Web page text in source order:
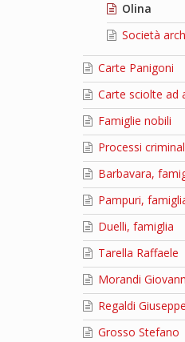
Olina
Società
Carte Panigoni
Carte sciolte ad
Famiglie nobili
Processi
Barbavara,
Pampuri,
Duelli, famiglia
Tarella Raffaele
Morandi
Regaldi Giuseppe
Grosso Stefano